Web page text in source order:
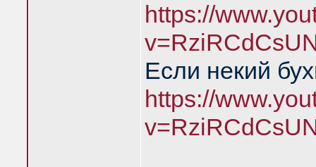
https://
Если некий
https://